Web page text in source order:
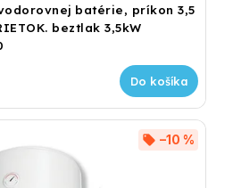
batérie, príkon 3,5
beztlak 3,5kW
Do košíka
–10 %